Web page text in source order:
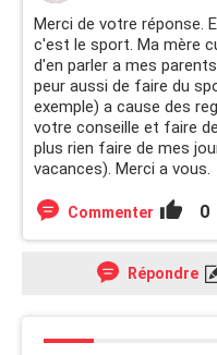
Merci de votre réponse.
c'est le sport. Ma mère
d'en parler a mes
peur aussi de faire du
exemple) a cause des
votre conseille et faire
plus rien faire de mes
vacances). Merci a vous.
Commenter 0
Répondre